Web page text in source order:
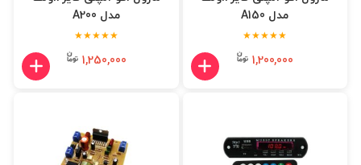
مدل A150
★★★★★
1,200,000
مدل A200
★★★★★
1,250,000